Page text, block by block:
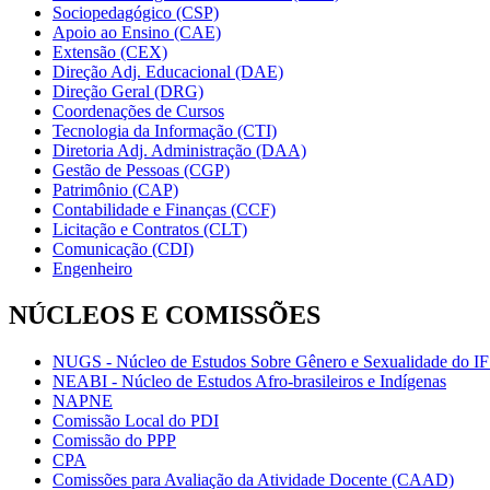
Sociopedagógico (CSP)
Apoio ao Ensino (CAE)
Extensão (CEX)
Direção Adj. Educacional (DAE)
Direção Geral (DRG)
Coordenações de Cursos
Tecnologia da Informação (CTI)
Diretoria Adj. Administração (DAA)
Gestão de Pessoas (CGP)
Patrimônio (CAP)
Contabilidade e Finanças (CCF)
Licitação e Contratos (CLT)
Comunicação (CDI)
Engenheiro
NÚCLEOS E COMISSÕES
NUGS - Núcleo de Estudos Sobre Gênero e Sexualidade do
NEABI - Núcleo de Estudos Afro-brasileiros e Indígenas
NAPNE
Comissão Local do PDI
Comissão do PPP
CPA
Comissões para Avaliação da Atividade Docente (CAAD)